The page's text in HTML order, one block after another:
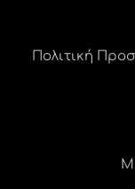
Πολιτική